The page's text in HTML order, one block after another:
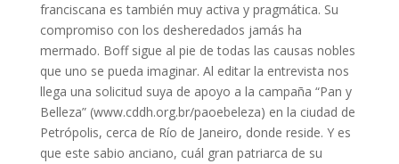
franciscana es también muy activa y pragmática. Su
compromiso con los desheredados jamás ha
mermado. Boff sigue al pie de todas las causas nobles
que uno se pueda imaginar. Al editar la entrevista nos
llega una solicitud suya de apoyo a la campaña “Pan y
Belleza” (www.cddh.org.br/paoebeleza) en la ciudad de
Petrópolis, cerca de Río de Janeiro, donde reside. Y es
que este sabio anciano, cuál gran patriarca de su